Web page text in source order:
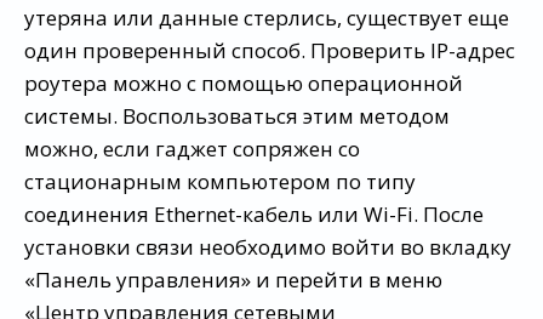
утеряна или данные стерлись, существует еще
один проверенный способ. Проверить IP-адрес
роутера можно с помощью операционной
системы. Воспользоваться этим методом
можно, если гаджет сопряжен со
стационарным компьютером по типу
соединения Ethernet-кабель или Wi-Fi. После
установки связи необходимо войти во вкладку
«Панель управления» и перейти в меню
«Центр управления сетевыми